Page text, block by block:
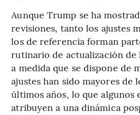
Aunque Trump se ha
revisiones, tanto los ajustes
los de referencia forman
rutinario de actualización de
a medida que se dispone de
ajustes han sido mayores de
últimos años, lo que algunos
atribuyen a una dinámica